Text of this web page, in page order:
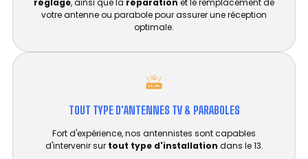
réglage, ainsi que la réparation et le remplacement de
votre antenne ou parabole pour assurer une réception
optimale.
TOUT TYPE D'ANTENNES TV & PARABOLES
Fort d'expérience, nos antennistes sont capables
d'intervenir sur tout type d'installation dans le 13.